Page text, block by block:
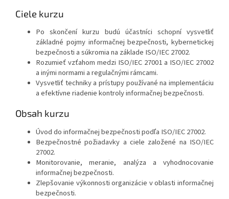
Ciele kurzu
Po skončení kurzu budú účastníci schopní vysvetliť
základné pojmy informačnej bezpečnosti, kybernetickej
bezpečnosti a súkromia na základe ISO/IEC 27002.
Rozumieť vzťahom medzi ISO/IEC 27001 a ISO/IEC 27002
a inými normami a regulačnými rámcami.
Vysvetliť techniky a prístupy používané na implementáciu
a efektívne riadenie kontroly informačnej bezpečnosti.
Obsah kurzu
Úvod do informačnej bezpečnosti podľa ISO/IEC 27002.
Bezpečnostné požiadavky a ciele založené na ISO/IEC
27002.
Monitorovanie, meranie, analýza a vyhodnocovanie
informačnej bezpečnosti.
Zlepšovanie výkonnosti organizácie v oblasti informačnej
bezpečnosti.